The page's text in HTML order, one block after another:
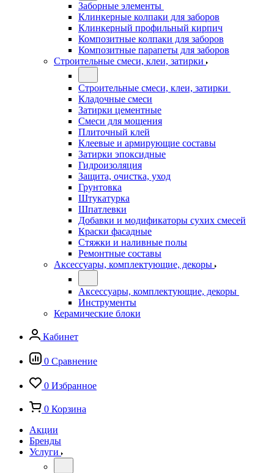
Заборные элементы
Клинкерные колпаки для заборов
Клинкерный профильный кирпич
Композитные колпаки для заборов
Композитные парапеты для заборов
Строительные смеси, клеи, затирки
Строительные смеси, клеи, затирки
Кладочные смеси
Затирки цементные
Смеси для мощения
Плиточный клей
Клеевые и армирующие составы
Затирки эпоксидные
Гидроизоляция
Защита, очистка, уход
Грунтовка
Штукатурка
Шпатлевки
Добавки и модификаторы сухих смесей
Краски фасадные
Стяжки и наливные полы
Ремонтные составы
Аксессуары, комплектующие, декоры
Аксессуары, комплектующие, декоры
Инструменты
Керамические блоки
Кабинет
0 Сравнение
0 Избранное
0 Корзина
Акции
Бренды
Услуги